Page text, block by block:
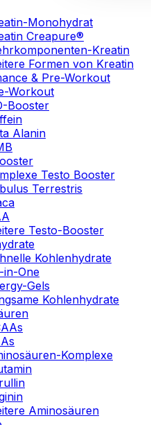
Monohydrat
Creapure®
Kreatin
Formen von Kreatin
& Pre-Workout
Workout
Booster
Alanin
Testo Booster
Terrestris
Testo-Booster
Kohlenhydrate
in-One
Gels
Kohlenhydrate
Komplexe
Aminosäuren